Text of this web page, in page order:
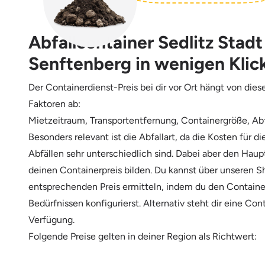
Abfallcontainer Sedlitz Stadt
Senftenberg in wenigen
Der Containerdienst-Preis bei dir vor Ort hängt von
Faktoren ab:
Mietzeitraum, Transportentfernung, Containergröße,
Besonders relevant ist die Abfallart, da die Kosten für
Abfällen sehr unterschiedlich sind. Dabei aber den
deinen Containerpreis bilden. Du kannst über unseren
entsprechenden Preis ermitteln, indem du den
Bedürfnissen konfigurierst. Alternativ steht dir eine
Verfügung.
Folgende Preise gelten in deiner Region als Richtwert: